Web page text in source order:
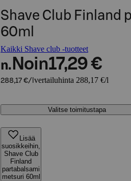
Shave Club Finland
60ml
Kaikki Shave club -tuotteet
n. Noin17,29 €
288,17 €/l vertailuhinta 288,17 €/l
Valitse toimitustapa
Lisää
suosikkeihin,
Shave Club
Finland
partabalsami
metsuri 60ml